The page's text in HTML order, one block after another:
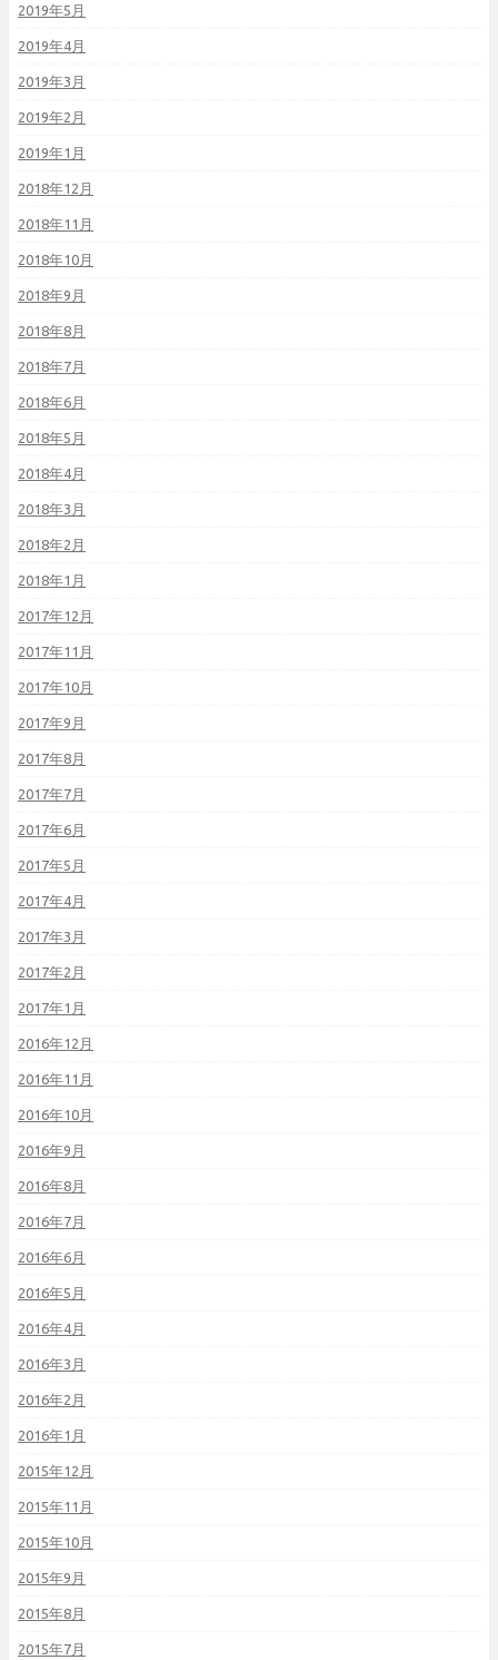
2019年5月
2019年4月
2019年3月
2019年2月
2019年1月
2018年12月
2018年11月
2018年10月
2018年9月
2018年8月
2018年7月
2018年6月
2018年5月
2018年4月
2018年3月
2018年2月
2018年1月
2017年12月
2017年11月
2017年10月
2017年9月
2017年8月
2017年7月
2017年6月
2017年5月
2017年4月
2017年3月
2017年2月
2017年1月
2016年12月
2016年11月
2016年10月
2016年9月
2016年8月
2016年7月
2016年6月
2016年5月
2016年4月
2016年3月
2016年2月
2016年1月
2015年12月
2015年11月
2015年10月
2015年9月
2015年8月
2015年7月